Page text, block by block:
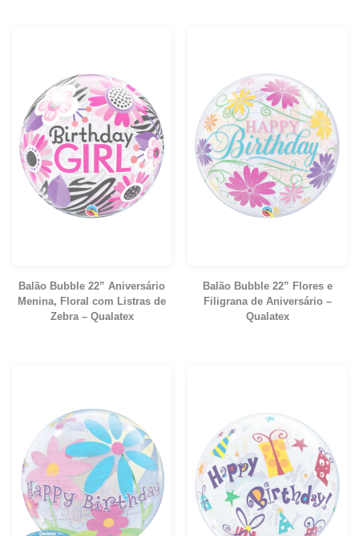
Balão Bubble 22” Aniversário
Menina, Floral com Listras de
Zebra – Qualatex
Balão Bubble 22” Flores e
Filigrana de Aniversário –
Qualatex